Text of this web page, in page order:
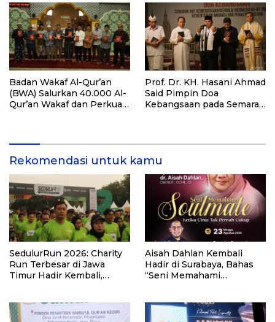
Santri dan Guru Honorer
Badan Wakaf Al-Qur’an
(BWA) Salurkan 40.000 Al-
Qur’an Wakaf dan Perkuat
Prof. Dr. KH. Hasani Ahmad
Said Pimpin Doa
Kebangsaan pada Semarak
Rekomendasi untuk kamu
SedulurRun 2026: Charity
Run Terbesar di Jawa
Timur Hadir Kembali,
Santri dan Guru Honorer
Aisah Dahlan Kembali
Hadir di Surabaya, Bahas
“Seni Memahami